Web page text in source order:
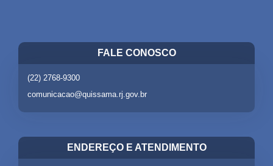
FALE CONOSCO
(22) 2768-9300
comunicacao@quissama.rj.gov.br
ENDEREÇO E ATENDIMENTO